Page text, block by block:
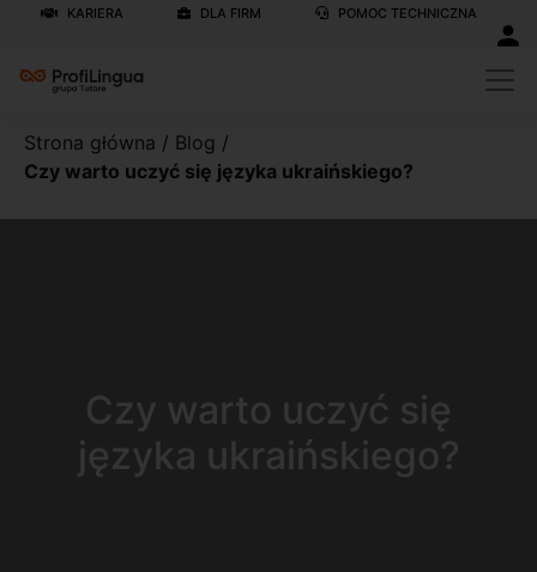
KARIERA DLA FIRM POMOC TECHNICZNA
Strona główna / Blog /
Czy warto uczyć się języka ukraińskiego?
Czy warto uczyć się
języka ukraińskiego?